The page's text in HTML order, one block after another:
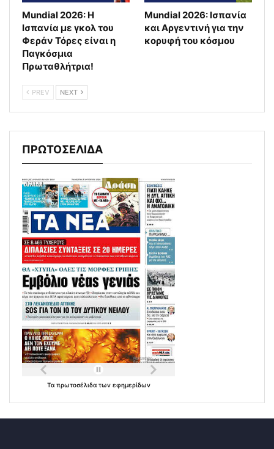
Mundial 2026: Η
Ισπανία με γκολ του
Φεράν Τόρες είναι η
Παγκόσμια
Πρωταθλήτρια!
Mundial 2026: Ισπανία
και Αργεντινή για την
κορυφή του κόσμου
PREV NEXT
ΠΡΩΤΟΣΕΛΙΔΑ
Τα πρωτοσέλιδα των εφημερίδων